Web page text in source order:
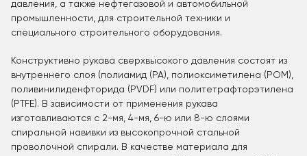
давления, а также нефтегазовой и автомобильной
промышленности, для строительной техники и
специального строительного оборудования.
Конструктивно рукава сверхвысокого давления состоят из
внутреннего слоя (полиамид (PA), полиоксиметилена (POM),
поливинилиденфторида (PVDF) или политетрафторэтилена
(PTFE). В зависимости от применения рукава
изготавливаются с 2-мя, 4-мя, 6-ю или 8-ю слоями
спиральной навивки из высокопрочной стальной
проволочной спирали. В качестве материала для